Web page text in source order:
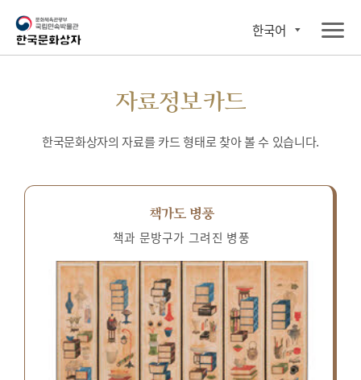
한국어
자료정보카드
한국문화상자의 자료를 카드 형태로 찾아 볼 수 있습니다.
책가도 병풍
책과 문방구가 그려진 병풍